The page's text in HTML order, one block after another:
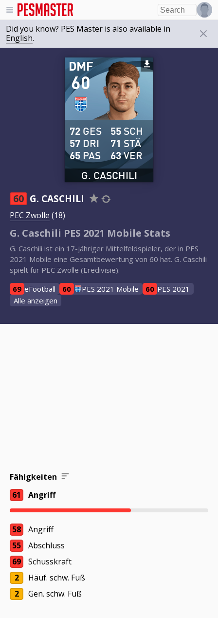
Did you know? PES Master is also available in
English.
60
DMF
G. CASCHILI
72 GES
57 DRI
65 PAS
55 SCH
71 STÄ
63VER
60 G. CASCHILI
PEC Zwolle (18)
G. Caschili PES 2021 Mobile Stats
G. Caschili ist ein 17-jähriger Mittelfeldspieler, der in PES
2021 Mobile eine Gesamtbewertung von 60 hat. G. Caschili
spielt für PEC Zwolle (Eredivisie).
69 eFootball 60 PES 2021 Mobile 60 PES 2021
Alle anzeigen
Fähigkeiten
61
Angriff
58
Angriff
55
Abschluss
69
Schusskraft
2
Häuf. schw. Fuß
2
Gen. schw. Fuß